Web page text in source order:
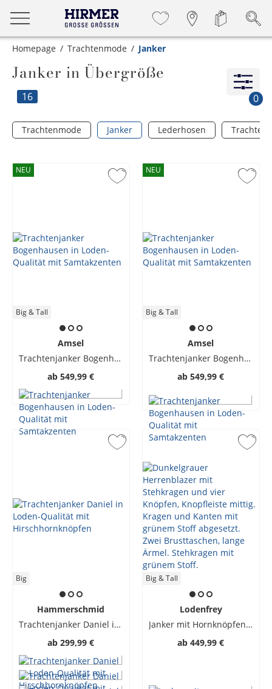
Homepage Trachtenmode Janker
Janker in Übergröße
16 0
Trachtenmode Janker Lederhosen
NEU
Big & Tall
Amsel
Trachtenjanker Bogenhausen in Loden-Qualität mit Samtakzenten
ab 549,99 €
NEU
Big & Tall
Amsel
Trachtenjanker Bogenhausen in Loden-Qualität mit Samtakzenten
ab 549,99 €
Big
Hammerschmid
Trachtenjanker Daniel in Loden-Qualität mit Hirschhornknöpfen
ab 299,99 €
Big & Tall
Lodenfrey
Janker mit Hornknöpfen und Samt-Paspelierungen
ab 449,99 €